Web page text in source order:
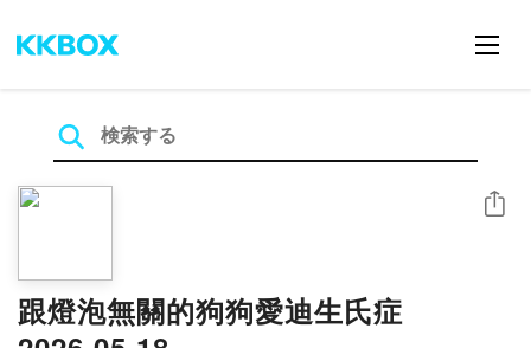
跟燈泡無關的狗狗愛迪生氏症
シェア